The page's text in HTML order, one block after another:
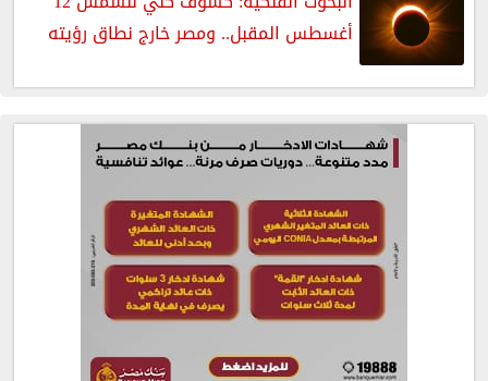
أغسطس المقبل.. ومصر خارج نطاق رؤيته